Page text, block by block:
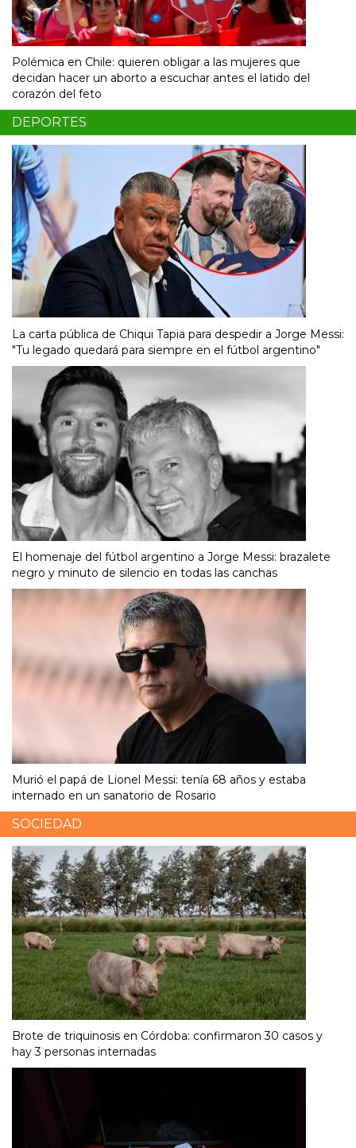
Polémica en Chile: quieren obligar a las mujeres que
decidan hacer un aborto a escuchar antes el latido del
corazón del feto
DEPORTES
La carta pública de Chiqui Tapia para despedir a Jorge Messi:
"Tu legado quedará para siempre en el fútbol argentino"
El homenaje del fútbol argentino a Jorge Messi: brazalete
negro y minuto de silencio en todas las canchas
Murió el papá de Lionel Messi: tenía 68 años y estaba
internado en un sanatorio de Rosario
SOCIEDAD
Brote de triquinosis en Córdoba: confirmaron 30 casos y
hay 3 personas internadas